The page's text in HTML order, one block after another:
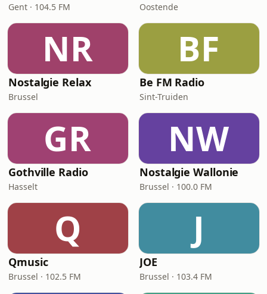
Gent · 104.5 FM Oostende
NR
Nostalgie Relax
Brussel
BF
Be FM Radio
Sint-Truiden
GR
Gothville Radio
Hasselt
NW
Nostalgie Wallonie
Brussel · 100.0 FM
Q
Qmusic
Brussel · 102.5 FM
J
JOE
Brussel · 103.4 FM